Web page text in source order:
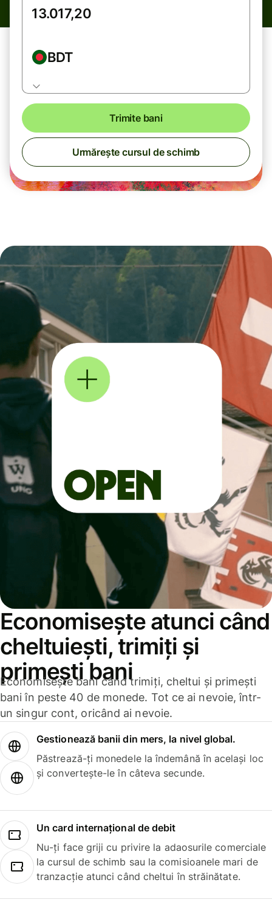
BDT
Trimite bani
Urmărește cursul de schimb
Economisește atunci când
cheltuiești, trimiți și
primești bani
Economisește bani când trimiți, cheltui și primești
bani în peste 40 de monede. Tot ce ai nevoie, într-
un singur cont, oricând ai nevoie.
Gestionează banii din mers, la nivel global.
Păstrează-ți monedele la îndemână în același loc
și convertește-le în câteva secunde.
Un card internațional de debit
Nu-ți face griji cu privire la adaosurile comerciale
la cursul de schimb sau la comisioanele mari de
tranzacție atunci când cheltui în străinătate.